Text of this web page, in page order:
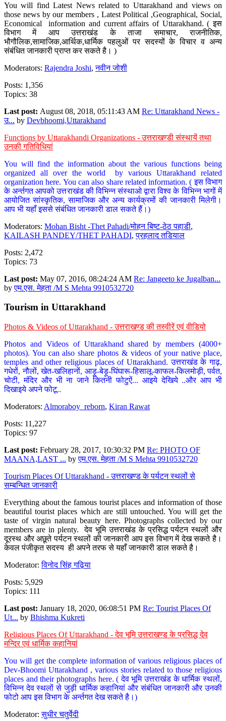
You will find Latest News related to Uttarakhand and views on
those news by our members , Latest Political ,Geographical, Social,
Economical information and current affairs of Uttarakhand. ( इस
विभाग में आप उत्तराखंड के ताजा समाचार, राजनीतिक,
भौगौलिक,सामाजिक,आर्थिक,धार्मिक पहलुओं पर सदस्यों के विचार व अन्य
संबंधित जानकारी प्राप्त कर सकते है। )
Moderators: Rajendra Joshi,नवीन जोशी
Posts: 1,356
Topics: 38
Last post: August 08, 2018, 05:11:43 AM Re: Uttarakhand News -
उ... by Devbhoomi,Uttarakhand
Functions by Uttarakhandi Organizations - उत्तराखण्डी संस्थायें तथा
उनकी गतिविधियां
You will find the information about the various functions being
organized all over the world by various Uttarakhand related
organization here. You can also share related information. ( इस विभाग
के अर्न्तगत आपको उत्तराखंड की विभिन्न संस्थाओ द्वारा विश्व के विभिन्न भागों में
आयोजित सांस्कृतिक, सामाजिक और अन्य कार्यक्रमों की जानकारी मिलेगी।
आप भी यहाँ इससे संबंधित जानकारी डाल सकते हैं।)
Moderators: Mohan Bisht -Thet Pahadi/मोहन बिष्ट-ठेठ पहाडी,
KAILASH PANDEY/THET PAHADI,प्रहलाद तडियाल
Posts: 2,472
Topics: 73
Last post: May 07, 2016, 08:24:24 AM Re: Jangeeto ke Jugalban...
byएम.एस. मेहता /M S Mehta 9910532720
Tourism in Uttarakhand
Photos & Videos of Uttarakhand - उत्तराखण्ड की तस्वीरें एवं वीडियो
Photos and Videos of Uttarakhand shared by members (4000+
photos). You can also share photos & videos of your native place,
temples and other religious places of Uttarakhand. उत्तराखंड के गाढ़,
गधेरों, नौलों, खेत-खलिहानों, आड़ू-बेड़ू-घिंघारू-हिसालू-काफल-किलमोड़ी, पर्वत,
चोटी, मंदिर और भी ना जाने कितनी फोटुऐं... आइये देखिये ..और आप भी
दिखाइये अपने फोटू..
Moderators: Almoraboy_reborn, Kiran Rawat
Posts: 11,227
Topics: 97
Last post: February 28, 2017, 10:30:32 PM Re: PHOTO OF
MAANA,LAST ... byएम.एस. मेहता /M S Mehta 9910532720
Tourism Places Of Uttarakhand - उत्तराखण्ड के पर्यटन स्थलों से
सम्बन्धित जानकारी
Everything about the famous tourist places and information of those
beautiful tourist places which are still untouched. You will get the
taste of virgin natural beauty here. Photographs collected by our
members are in plenty. देव भूमि उत्तराखंड के प्रसिद्ध पर्यटन स्थलों और
दूरस्थ और अछूते पर्यटन स्थलों की जानकारी आप इस विभाग में देख सकते है।
केवल पंजीकृत सदस्य ही अपने तरफ से यहाँ जानकारी डाल सकते है।
Moderator:विनोद सिंह गढ़िया
Posts: 5,929
Topics: 111
Last post: January 18, 2020, 06:08:51 PM Re: Tourist Places Of
Ut... by Bhishma Kukreti
Religious Places Of Uttarakhand - देव भूमि उत्तराखण्ड के प्रसिद्ध देव
मन्दिर एवं धार्मिक कहानियां
You will get the complete information of various religious places of
Dev-Bhoomi Uttarakhand , various stories related to those religious
places and their photographs here. ( देव भूमि उत्तराखंड के धार्मिक स्थलों,
विभिन्न देव स्थलों से जुड़ी धार्मिक कहानियां और संबंधित जानकारी और उनकी
फोटो आप इस विभाग के अर्न्तगत देख सकते है।)
Moderator:सुधीर चतुर्वेदी